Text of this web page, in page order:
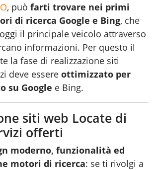
, può farti trovare nei primi
di ricerca Google e Bing, che
il principale veicolo attraverso
informazioni. Per questo il
la fase di realizzazione siti
deve essere ottimizzato per
su Google e Bing.
siti web Locate di
offerti
moderno, funzionalità ed
motori di ricerca: se ti rivolgi a